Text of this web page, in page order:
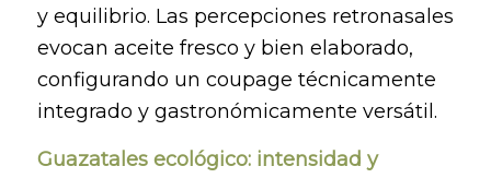
y equilibrio. Las percepciones retronasales
evocan aceite fresco y bien elaborado,
configurando un coupage técnicamente
integrado y gastronómicamente versátil.
Guazatales ecológico: intensidad y